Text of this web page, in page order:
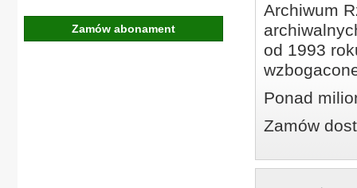
Archiwum
od 1993
Ponad
Zamów
Zamów abonament